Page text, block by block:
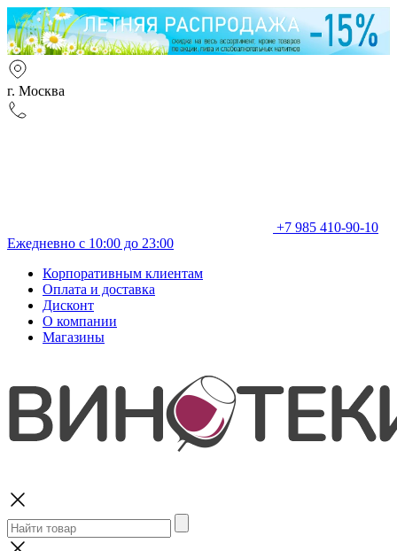
г. Москва
+7 985 410-90-10
Ежедневно с 10:00 до 23:00
Корпоративным клиентам
Оплата и доставка
Дисконт
О компании
Магазины